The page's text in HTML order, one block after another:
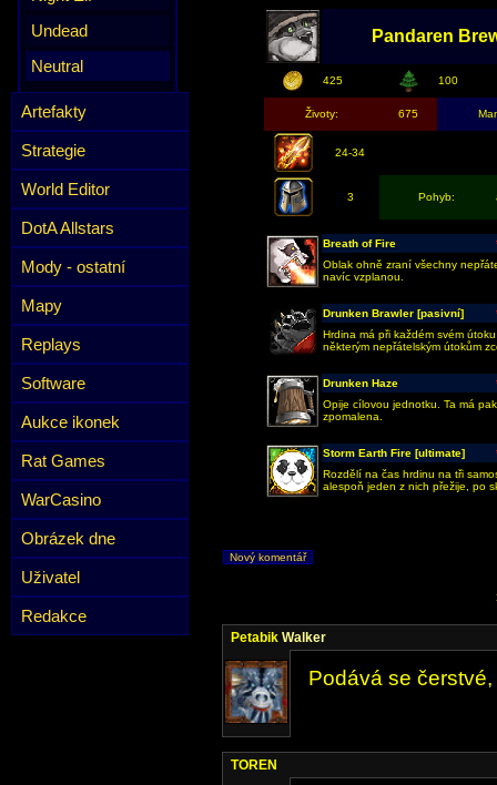
Undead
Neutral
Artefakty
Strategie
World Editor
DotA Allstars
Mody - ostatní
Mapy
Replays
Software
Aukce ikonek
Rat Games
WarCasino
Obrázek dne
Uživatel
Redakce
Pandaren
425 100
Životy: 675
24-34
3 Pohyb:
Breath of Fire
Oblak ohně zraní všechny
navíc vzplanou.
Drunken Brawler [pasivní]
Hrdina má při každém svém
některým nepřátelským útokům
Drunken Haze
Opije cílovou jednotku. Ta má
zpomalena.
Storm Earth Fire [ultimate]
Rozdělí na čas hrdinu na tři
alespoň jeden z nich přežije, po
Nový komentář
Petabik Walker
Podává se
TOREN